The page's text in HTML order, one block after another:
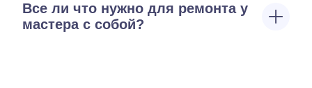
Все ли что нужно для ремонта у
мастера с собой?